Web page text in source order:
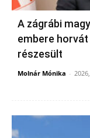
A zágrábi
embere
részesült
Molnár Mónika -